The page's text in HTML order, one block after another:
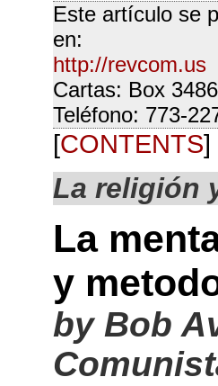
Este artículo se
en:
http://revcom.us
Cartas: Box
Teléfono: 773-
[CONTENTS]
La religión
La
y
by Bob